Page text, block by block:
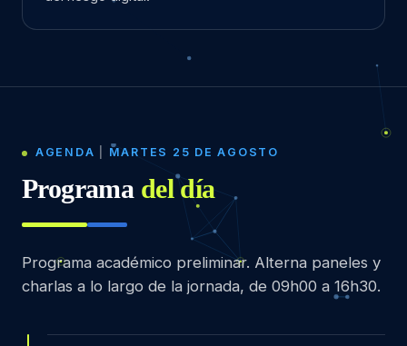
AGENDA MARTES 25 DE AGOSTO
Programa del día
Programa académico preliminar. Alterna paneles y
charlas a lo largo de la jornada, de 09h00 a 16h30.